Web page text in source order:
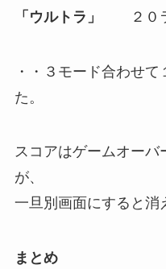
「ウルトラ」
２０
・・３モード合わせ
た。
スコアはゲームオーバ
が、
一旦別画面にすると消
まとめ